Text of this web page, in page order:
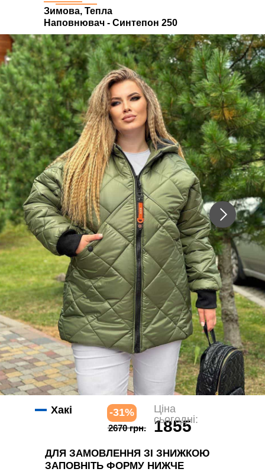
Зимова, Тепла
Наповнювач - Синтепон 250
Хакі
1855
грн.
Ціна
сьогодні:
2670 грн.
-31%
ДЛЯ ЗАМОВЛЕННЯ ЗІ ЗНИЖКОЮ
ЗАПОВНІТЬ ФОРМУ НИЖЧЕ